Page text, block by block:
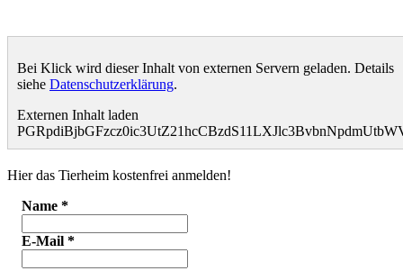
Bei Klick wird dieser Inhalt von externen Servern geladen. Details
siehe Datenschutzerklärung.
Externen Inhalt laden
Hier das Tierheim kostenfrei anmelden!
Name *
E-Mail *